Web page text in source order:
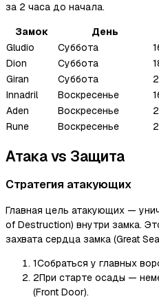
за 2 часа до начала.
Замок
День
Gludio
Суббота
Dion
Суббота
Giran
Суббота
Innadril
Воскресенье
Aden
Воскресенье
Rune
Воскресенье
Атака vs Защита
Стратегия атакующих
Главная цель атакующих —
of Destruction) внутри замка.
захвата сердца замка (Great
1Собраться у главных
2При старте осады —
(Front Door).